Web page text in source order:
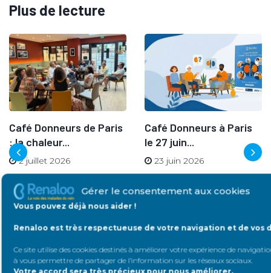
Gérer le consentement aux cookies
Vous pouvez déjà nous aider !
Renaloo est très respectueuse de votre navigation et de vos
Ce site utilise des cookies destinés à améliorer votre expérience de
à vous permettre de partager de l’information sur les réseaux sociaux.
Votre accord sera très précieux pour nous améliorer.
Plus de lecture
Café Donneurs de Paris
: la chaleur...
2 juillet 2026
Café Donneurs à Paris
le 27 juin...
23 juin 2026